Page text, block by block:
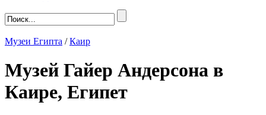
Музеи Египта /Каир
Музей Гайер Андерсона в
Каире, Египет